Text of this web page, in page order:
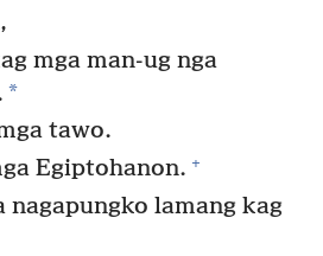
mga man-ug nga
*
tawo.
Egiptohanon. +
nagapungko lamang kag